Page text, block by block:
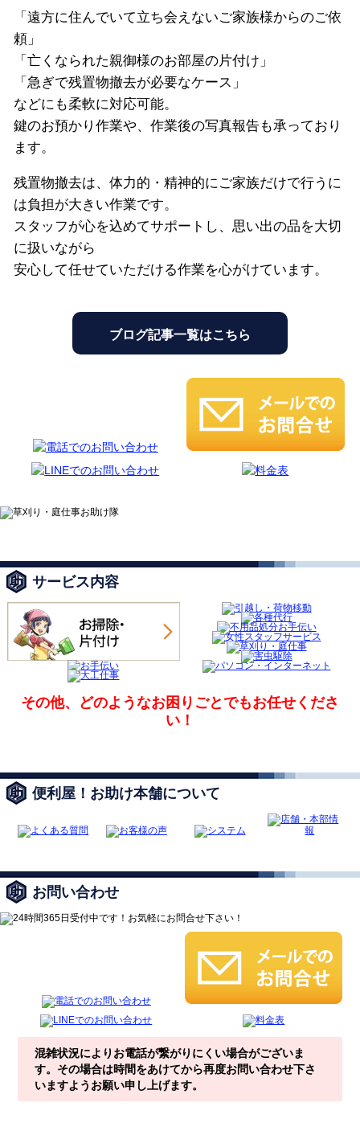
「遠方に住んでいて立ち会えないご家族様からのご依
頼」
「亡くなられた親御様のお部屋の片付け」
「急ぎで残置物撤去が必要なケース」
などにも柔軟に対応可能。
鍵のお預かり作業や、作業後の写真報告も承っており
ます。
残置物撤去は、体力的・精神的にご家族だけで行うに
は負担が大きい作業です。
スタッフが心を込めてサポートし、思い出の品を大切
に扱いながら
安心して任せていただける作業を心がけています。
ブログ記事一覧はこちら
サービス内容
その他、どのようなお困りごとでもお任せくださ
い！
便利屋！お助け本舗について
お問い合わせ
混雑状況によりお電話が繋がりにくい場合がございま
す。その場合は時間をあけてから再度お問い合わせ下さ
いますようお願い申し上げます。